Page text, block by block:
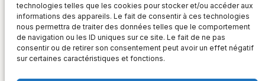
technologies telles que les cookies pour stocker et/ou accéder aux
informations des appareils. Le fait de consentir à ces technologies
nous permettra de traiter des données telles que le comportement
de navigation ou les ID uniques sur ce site. Le fait de ne pas
consentir ou de retirer son consentement peut avoir un effet négatif
sur certaines caractéristiques et fonctions.